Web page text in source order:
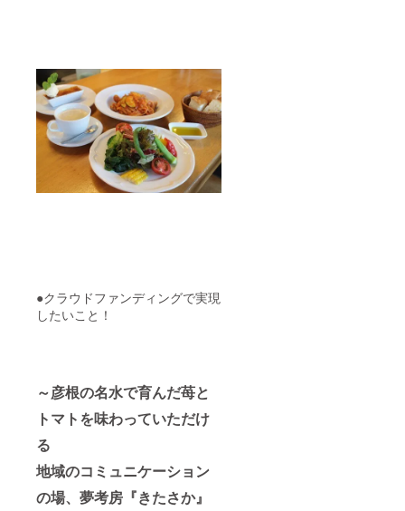
●クラウドファンディングで実現
したいこと！
～彦根の名水で育んだ苺と
トマトを味わっていただけ
る
地域のコミュニケーション
の場、夢考房『きたさか』